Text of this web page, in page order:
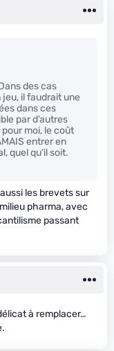
des cas
il faudrait une
dans ces
par d’autres
moi, le coût
entrer en
quel qu’il soit.
les brevets sur
pharma, avec
passant
à remplacer…